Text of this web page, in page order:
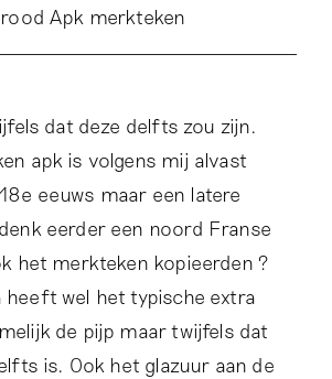
Apk merkteken
dat deze delfts zou zijn.
apk is volgens mij alvast
eeuws maar een latere
eerder een noord Franse
het merkteken kopieerden ?
heeft wel het typische extra
de pijp maar twijfels dat
is. Ook het glazuur aan de